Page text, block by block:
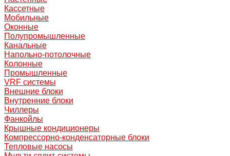
Кассетные
Мобильные
Оконные
Полупромышленные
Канальные
Напольно-потолочные
Колонные
Промышленные
VRF системы
Внешние блоки
Внутренние блоки
Чиллеры
Фанкойлы
Крышные кондиционеры
Компрессорно-конденсаторные блоки
Тепловые насосы